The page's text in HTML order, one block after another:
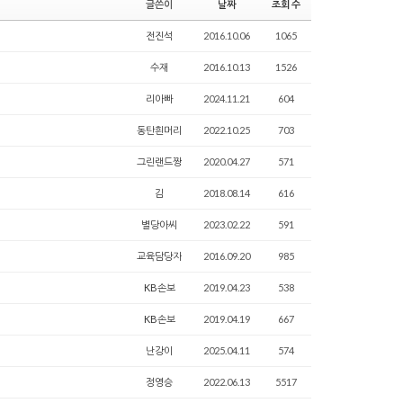
글쓴이 날짜 조회 수
전진석 2016.10.06 1065
수재 2016.10.13 1526
리아빠 2024.11.21 604
동탄흰머리 2022.10.25 703
그린랜드짱 2020.04.27 571
김 2018.08.14 616
별당아씨 2023.02.22 591
교육담당자 2016.09.20 985
KB손보 2019.04.23 538
KB손보 2019.04.19 667
난강이 2025.04.11 574
정영승 2022.06.13 5517